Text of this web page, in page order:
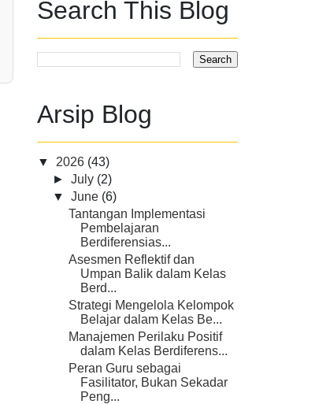
Search This Blog
Arsip Blog
▼ 2026 (43)
►July (2)
▼June (6)
Tantangan Implementasi
Pembelajaran
Berdiferensias...
Asesmen Reflektif dan
Umpan Balik dalam Kelas
Berd...
Strategi Mengelola Kelompok
Belajar dalam Kelas Be...
Manajemen Perilaku Positif
dalam Kelas Berdiferens...
Peran Guru sebagai
Fasilitator, Bukan Sekadar
Peng...